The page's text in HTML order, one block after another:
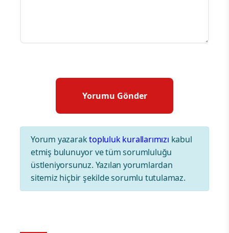
Yorum yazaraktopluluk kurallarımızı kabul
etmiş bulunuyor ve tüm sorumluluğu
üstleniyorsunuz. Yazılan yorumlardan
sitemiz hiçbir şekilde sorumlu tutulamaz.